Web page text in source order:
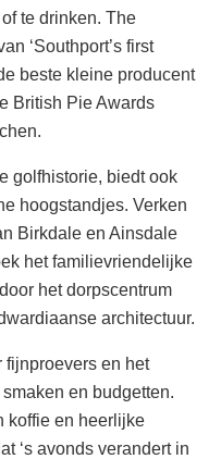
te drinken. The
‘Southport’s first
beste kleine producent
British Pie Awards
golfhistorie, biedt ook
hoogstandjes. Verken
Birkdale en Ainsdale
het familievriendelijke
het dorpscentrum
architectuur.
fijnproevers en het
en budgetten.
koffie en heerlijke
‘s avonds verandert in